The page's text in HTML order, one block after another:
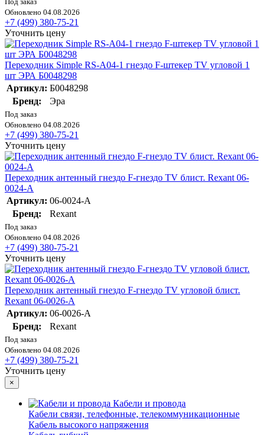
Обновлено 04.08.2026
+7 (499) 380-75-21
Уточнить цену
Переходник Simple RS-A04-1 гнездо F-штекер TV угловой 1
шт ЭРА Б0048298
Артикул: Б0048298
Бренд:
Эра
Под заказ
Обновлено 04.08.2026
+7 (499) 380-75-21
Уточнить цену
Переходник антенный гнездо F-гнездо TV блист. Rexant 06-
0024-A
Артикул: 06-0024-A
Бренд:
Rexant
Под заказ
Обновлено 04.08.2026
+7 (499) 380-75-21
Уточнить цену
Переходник антенный гнездо F-гнездо TV угловой блист.
Rexant 06-0026-A
Артикул: 06-0026-A
Бренд:
Rexant
Под заказ
Обновлено 04.08.2026
+7 (499) 380-75-21
Уточнить цену
×
Кабели и провода
Кабели связи, телефонные, телекоммуникационные
Кабель высокого напряжения